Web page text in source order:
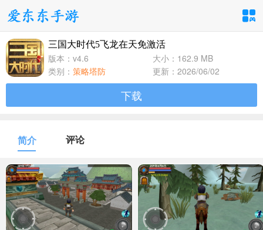
手游分类
卡牌回合
1百+款手游
1百+款手游
体育竞速
1百+款手游
冒险解谜
1百+款手游
模拟经营
1百+款手游
音乐舞蹈
儿童教育
三国大时代5飞龙在天免激活
版本：v4.6
大小：162.9 MB
类别： 策略塔防 更新：2026/06/02
下载
简介 评论